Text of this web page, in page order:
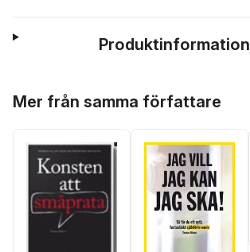
Produktinformation
Mer från samma författare